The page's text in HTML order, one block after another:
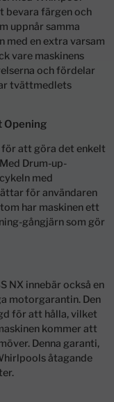
bevara färgen och
uppnår samma
en extra varsam
vare maskinens
och fördelar
tvättmedlets
Opening
för att göra det enkelt
Drum-up-
med
för användaren
har maskinen ett
gångjärn som gör
NX innebär också en
motorgarantin. Den
för att hålla, vilket
kommer att
Denna garanti,
åtagande